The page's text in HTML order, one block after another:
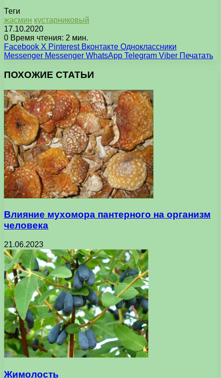
Теги
жасмин кустарниковый
17.10.2020
0 Время чтения: 2 мин.
Facebook X Pinterest Вконтакте Одноклассники
Messenger Messenger WhatsApp Telegram Viber Печатать
ПОХОЖИЕ СТАТЬИ
Влияние мухомора пантерного на организм
человека
21.06.2023
Жимолость